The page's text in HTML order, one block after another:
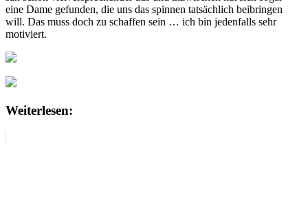
eine Dame gefunden, die uns das spinnen tatsächlich beibringen
will. Das muss doch zu schaffen sein … ich bin jedenfalls sehr
motiviert.
Weiterlesen: